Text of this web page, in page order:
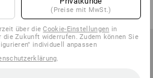
(Preise mit MwSt.)
über dieCookie-Einstellungen in
Zukunft widerrufen. Zudem können Sie
individuell anpassen
.